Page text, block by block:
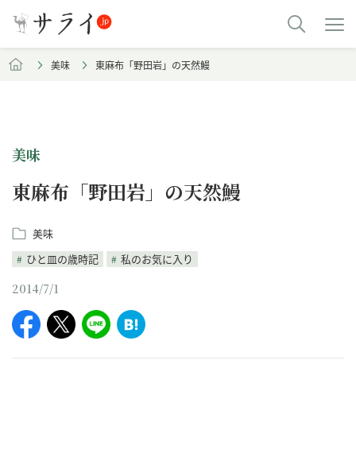
美味 東麻布「野田岩」の天然鰻
美味
東麻布「野田岩」の天然鰻
美味
ひと皿の歳時記
私のお気に入り
2014/7/1